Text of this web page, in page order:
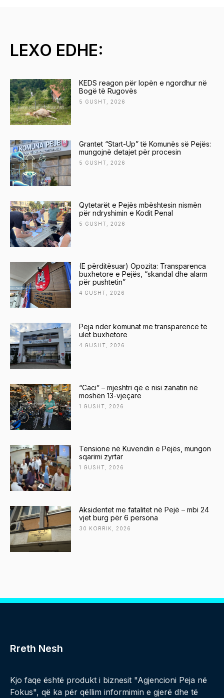
LEXO EDHE:
KEDS reagon për lopën e ngordhur në
Bogë të Rugovës
5 GUSHT, 2026
Grantet “Start-Up” të Komunës së Pejës:
mungojnë detajet për procesin
5 GUSHT, 2026
Qytetarët e Pejës mbështesin nismën
për ndryshimin e Kodit Penal
5 GUSHT, 2026
(E përditësuar) Opozita: Transparenca
buxhetore e Pejës, “skandal dhe alarm
për pushtetin”
4 GUSHT, 2026
Peja ndër komunat me transparencë të
ulët buxhetore
4 GUSHT, 2026
“Caci” – mjeshtri që e nisi zanatin në
moshën 13-vjeçare
1 GUSHT, 2026
Tensione në Kuvendin e Pejës, mungon
sqarimi zyrtar
1 GUSHT, 2026
Aksidentet me fatalitet në Pejë – mbi 24
vjet burg për 6 persona
30 KORRIK, 2026
Rreth Nesh
Kjo faqe është produkt i biznesit "Agjencioni Peja në
Fokus", që ka për qëllim informimin e gjerë dhe të